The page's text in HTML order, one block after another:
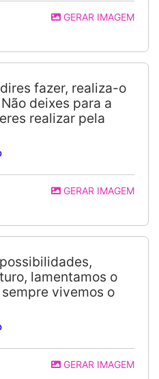
GERAR IMAGEM
fazer, realiza-o
deixes para a
realizar pela
GERAR IMAGEM
lamentamos o
vivemos o
GERAR IMAGEM